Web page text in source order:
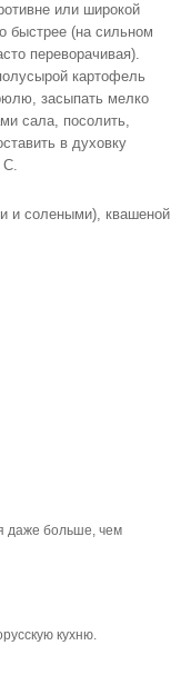
или широкой
быстрее (на сильном
переворачивая).
картофель
засыпать мелко
сала, посолить,
в духовку
С.
и солеными), квашеной
даже больше, чем
кухню.